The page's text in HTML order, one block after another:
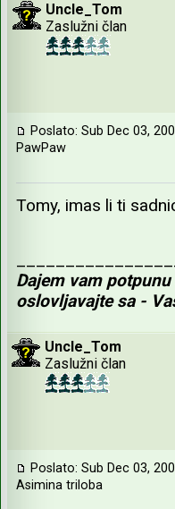
Uncle_Tom
Zaslužni član
Poslato: Sub Dec 03,
PawPaw
Tomy, imas li ti
Dajem vam
oslovljavajte sa -
Uncle_Tom
Zaslužni član
Poslato: Sub Dec 03,
Asimina triloba